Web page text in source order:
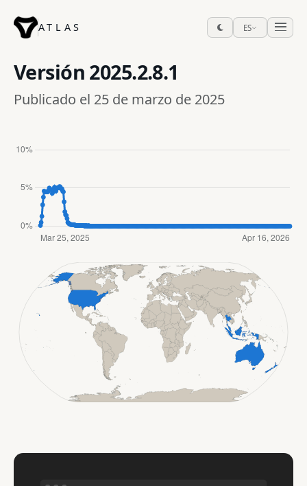
ATLAS ES
Versión 2025.2.8.1
Publicado el 25 de marzo de 2025